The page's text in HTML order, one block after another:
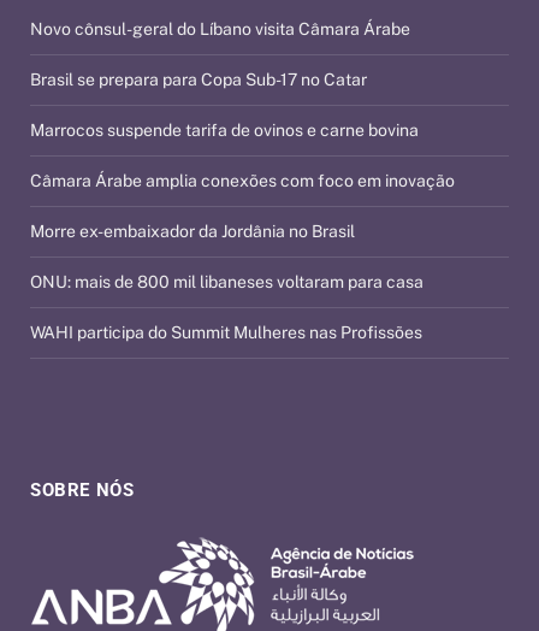
SOBRE NÓS
Novo cônsul-geral do Líbano visita Câmara Árabe
Brasil se prepara para Copa Sub-17 no Catar
Marrocos suspende tarifa de ovinos e carne bovina
Câmara Árabe amplia conexões com foco em inovação
Morre ex-embaixador da Jordânia no Brasil
ONU: mais de 800 mil libaneses voltaram para casa
WAHI participa do Summit Mulheres nas Profissões